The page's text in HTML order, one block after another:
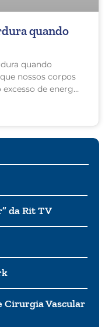
quando
quando
nossos corpos
de energia
que está
usando.
da Rit TV
Cirurgia Vascular